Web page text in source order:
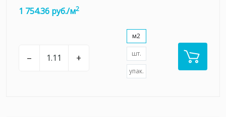
1 754.36 руб./м2
– +
м2
шт.
упак.